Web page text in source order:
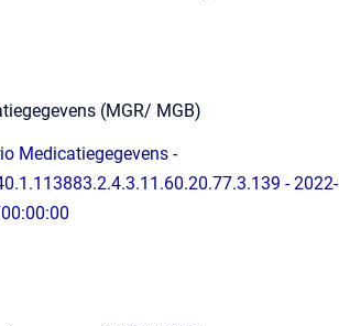
(MGR/ MGB)
Medicatiegegevens -
- 2022-